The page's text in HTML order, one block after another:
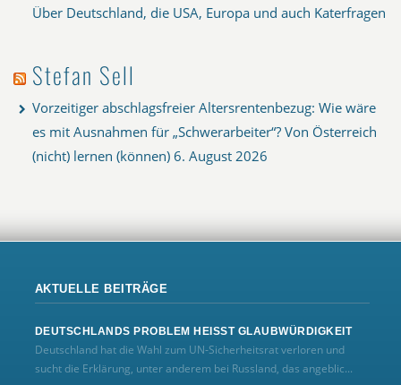
Über Deutschland, die USA, Europa und auch Katerfragen
Stefan Sell
Vorzeitiger abschlagsfreier Altersrentenbezug: Wie wäre
es mit Ausnahmen für „Schwerarbeiter“? Von Österreich
(nicht) lernen (können) 6. August 2026
AKTUELLE BEITRÄGE
DEUTSCHLANDS PROBLEM HEISST GLAUBWÜRDIGKEIT
Deutschland hat die Wahl zum UN‑Sicherheitsrat verloren und
sucht die Erklärung, unter anderem bei Russland, das angeblic...